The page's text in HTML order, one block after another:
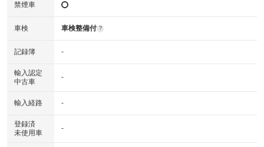
禁煙車
車検 車検整備付 ?
記録簿 -
輸入認定
中古車
-
輸入経路 -
登録済
未使用車
-